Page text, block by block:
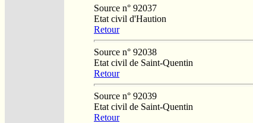
Source n° 92037
Etat civil d'Haution
Retour
Source n° 92038
Etat civil de Saint-Quentin
Retour
Source n° 92039
Etat civil de Saint-Quentin
Retour